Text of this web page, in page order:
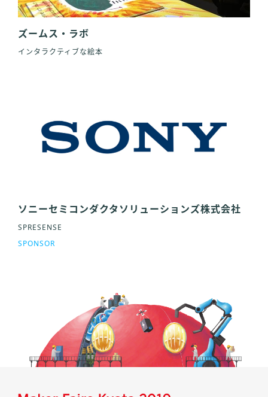
ズームス・ラボ
インタラクティブな絵本
ソニーセミコンダクタソリューションズ株式会社
SPRESENSE
SPONSOR